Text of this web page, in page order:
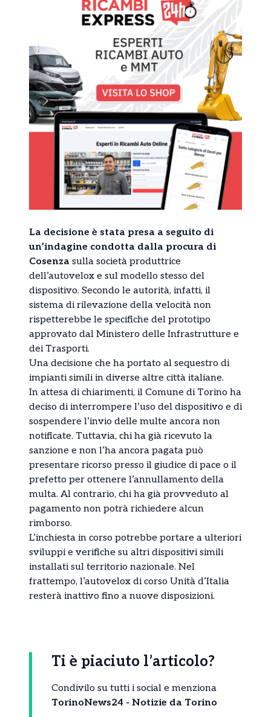
La decisione è stata presa a seguito di
un’indagine condotta dalla procura di
Cosenza sulla società produttrice
dell’autovelox e sul modello stesso del
dispositivo. Secondo le autorità, infatti, il
sistema di rilevazione della velocità non
rispetterebbe le specifiche del prototipo
approvato dal Ministero delle Infrastrutture e
dei Trasporti.
Una decisione che ha portato al sequestro di
impianti simili in diverse altre città italiane.
In attesa di chiarimenti, il Comune di Torino ha
deciso di interrompere l’uso del dispositivo e di
sospendere l’invio delle multe ancora non
notificate. Tuttavia, chi ha già ricevuto la
sanzione e non l’ha ancora pagata può
presentare ricorso presso il giudice di pace o il
prefetto per ottenere l’annullamento della
multa. Al contrario, chi ha già provveduto al
pagamento non potrà richiedere alcun
rimborso.
L’inchiesta in corso potrebbe portare a ulteriori
sviluppi e verifiche su altri dispositivi simili
installati sul territorio nazionale. Nel
frattempo, l’autovelox di corso Unità d’Italia
resterà inattivo fino a nuove disposizioni.
Ti è piaciuto l’articolo?
Condivilo su tutti i social e menziona
TorinoNews24 - Notizie da Torino